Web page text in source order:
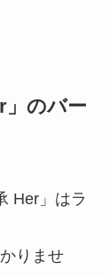
」のバー
Her」はラ
りませ